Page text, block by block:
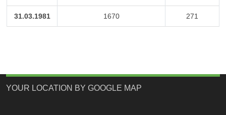
31.03.1981 1670 271
YOUR LOCATION BY GOOGLE MAP